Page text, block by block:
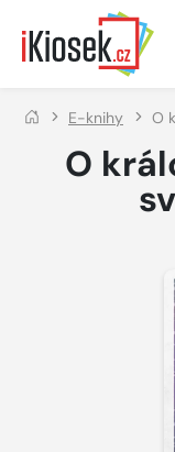
Přejít na hlavní obsah
E-knihy O
O